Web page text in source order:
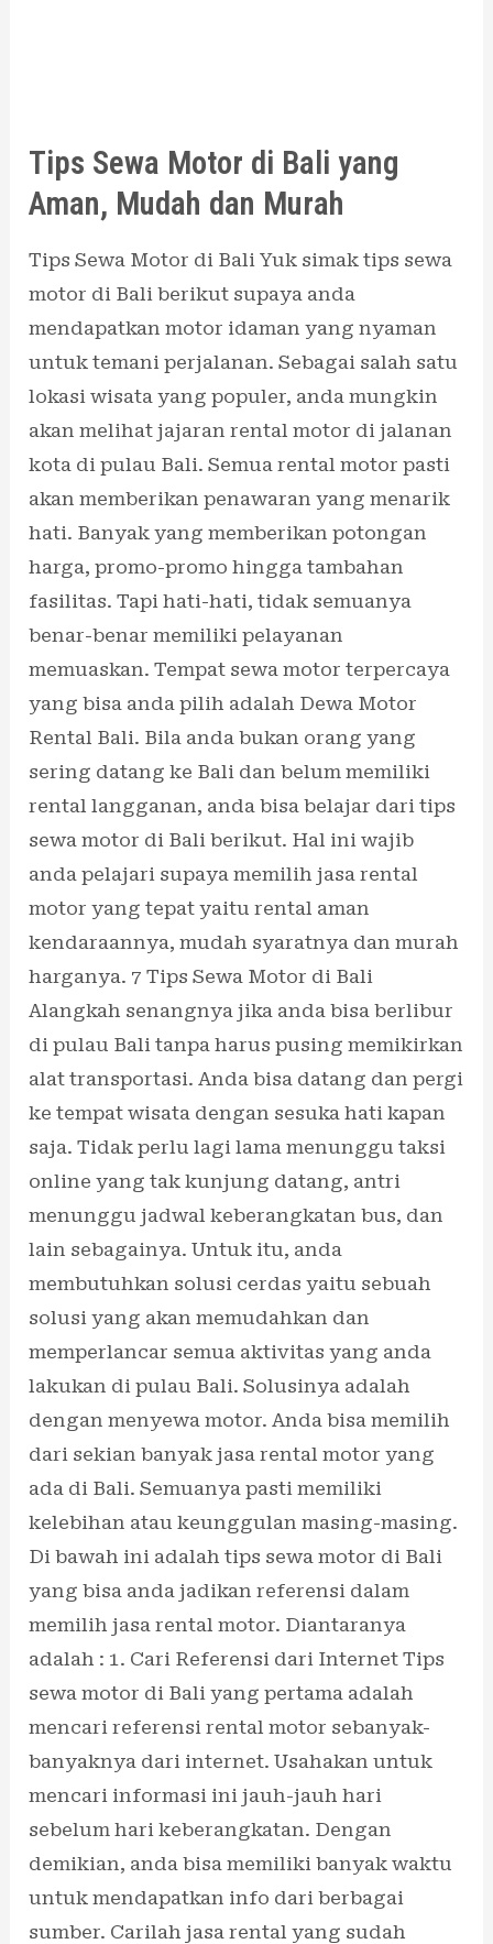
Tips Sewa Motor di Bali yang
Aman, Mudah dan Murah
Tips Sewa Motor di Bali Yuk simak tips sewa
motor di Bali berikut supaya anda
mendapatkan motor idaman yang nyaman
untuk temani perjalanan. Sebagai salah satu
lokasi wisata yang populer, anda mungkin
akan melihat jajaran rental motor di jalanan
kota di pulau Bali. Semua rental motor pasti
akan memberikan penawaran yang menarik
hati. Banyak yang memberikan potongan
harga, promo-promo hingga tambahan
fasilitas. Tapi hati-hati, tidak semuanya
benar-benar memiliki pelayanan
memuaskan. Tempat sewa motor terpercaya
yang bisa anda pilih adalah Dewa Motor
Rental Bali. Bila anda bukan orang yang
sering datang ke Bali dan belum memiliki
rental langganan, anda bisa belajar dari tips
sewa motor di Bali berikut. Hal ini wajib
anda pelajari supaya memilih jasa rental
motor yang tepat yaitu rental aman
kendaraannya, mudah syaratnya dan murah
harganya. 7 Tips Sewa Motor di Bali
Alangkah senangnya jika anda bisa berlibur
di pulau Bali tanpa harus pusing memikirkan
alat transportasi. Anda bisa datang dan pergi
ke tempat wisata dengan sesuka hati kapan
saja. Tidak perlu lagi lama menunggu taksi
online yang tak kunjung datang, antri
menunggu jadwal keberangkatan bus, dan
lain sebagainya. Untuk itu, anda
membutuhkan solusi cerdas yaitu sebuah
solusi yang akan memudahkan dan
memperlancar semua aktivitas yang anda
lakukan di pulau Bali. Solusinya adalah
dengan menyewa motor. Anda bisa memilih
dari sekian banyak jasa rental motor yang
ada di Bali. Semuanya pasti memiliki
kelebihan atau keunggulan masing-masing.
Di bawah ini adalah tips sewa motor di Bali
yang bisa anda jadikan referensi dalam
memilih jasa rental motor. Diantaranya
adalah : 1. Cari Referensi dari Internet Tips
sewa motor di Bali yang pertama adalah
mencari referensi rental motor sebanyak-
banyaknya dari internet. Usahakan untuk
mencari informasi ini jauh-jauh hari
sebelum hari keberangkatan. Dengan
demikian, anda bisa memiliki banyak waktu
untuk mendapatkan info dari berbagai
sumber. Carilah jasa rental yang sudah